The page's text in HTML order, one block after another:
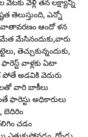
తెలుస్తుంది, ఎన్నో
వాతావరణం ఆందో ళన
మేసినందుకు,వారు
తెచ్చుకున్నందుకు,
వాళ్లకు ఏటా
అడవికి వెదురు
వారి బాకీలు
ఫారెస్టు అధికారులు
బెదిరిం
చడం
ఎత్తుకుపోవడం, గోండు